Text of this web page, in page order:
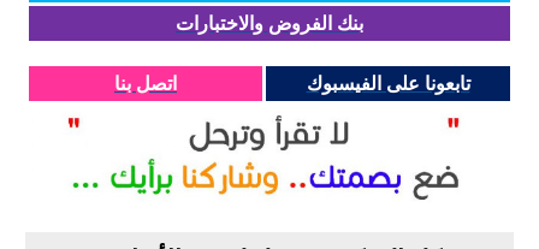
بنك الفروض والاختبارات
تابعونا على الفيسبوك اتصل بنا